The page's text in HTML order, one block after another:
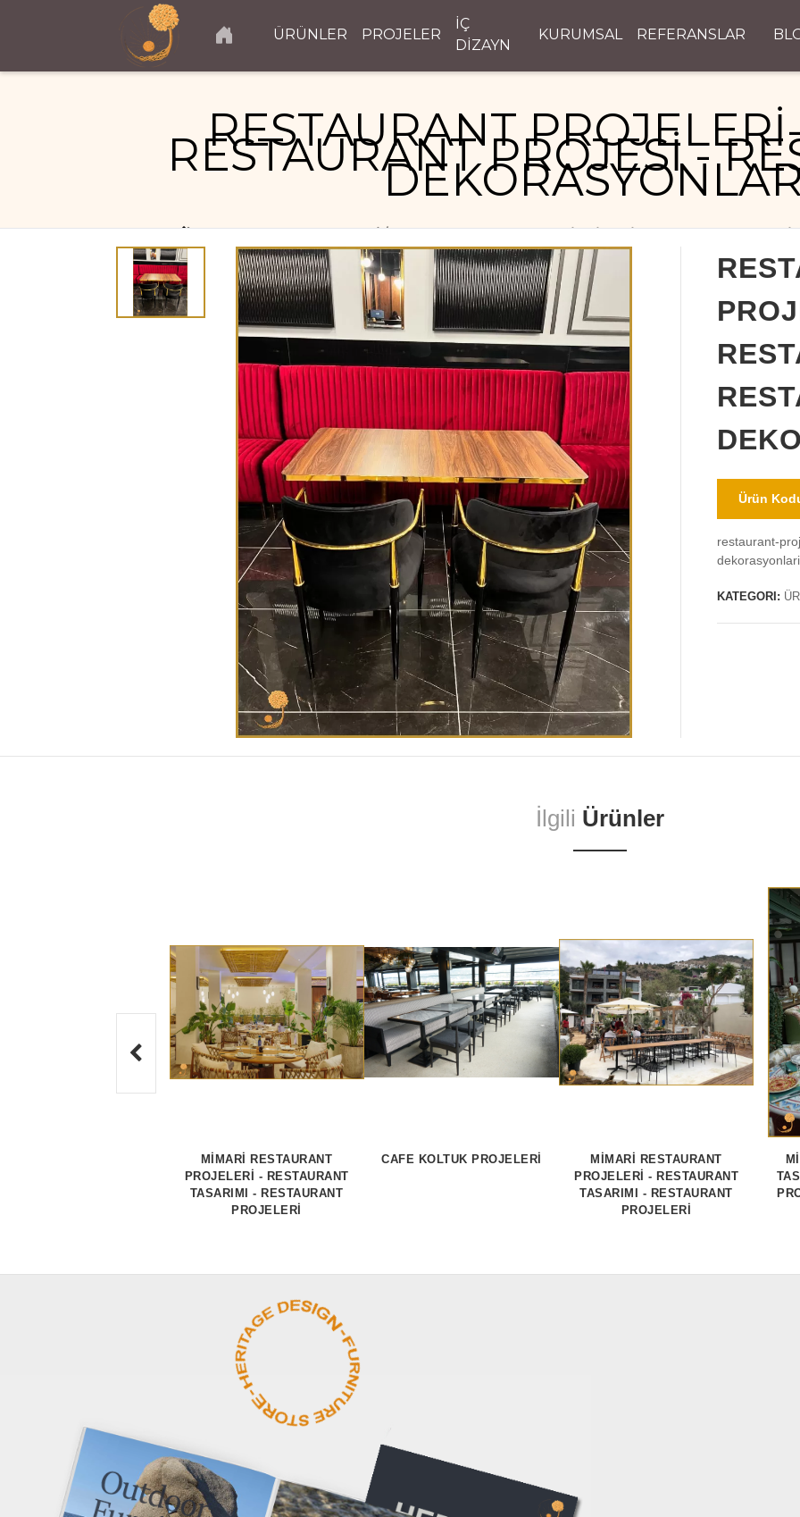
ÜRÜNLER PROJELER
İÇ
DİZAYN
KURUMSAL REFERANSLAR
RESTAURANT
RESTAURANT PROJESİ -
RESTAURANT PROJELERI RESTAURANT PROJELERİ- MİMARİ RESTAURANT PROJESİ
Ürün
restaurant-
KATEGORI:
İlgili Ürünler
MİMARİ RESTAURANT
PROJELERİ - RESTAURANT
TASARIMI - RESTAURANT
PROJELERİ
CAFE KOLTUK PROJELERI
MİMARİ RESTAURANT
PROJELERİ - RESTAURANT
TASARIMI - RESTAURANT
PROJELERİ